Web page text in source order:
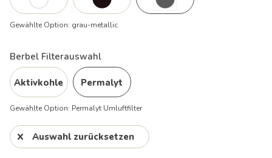
Gewählte Option: grau-metallic
Berbel Filterauswahl
Aktivkohle
Umluftfilter
Permalyt
Umluftfilter
Gewählte Option: Permalyt Umluftfilter
Auswahl zurücksetzen